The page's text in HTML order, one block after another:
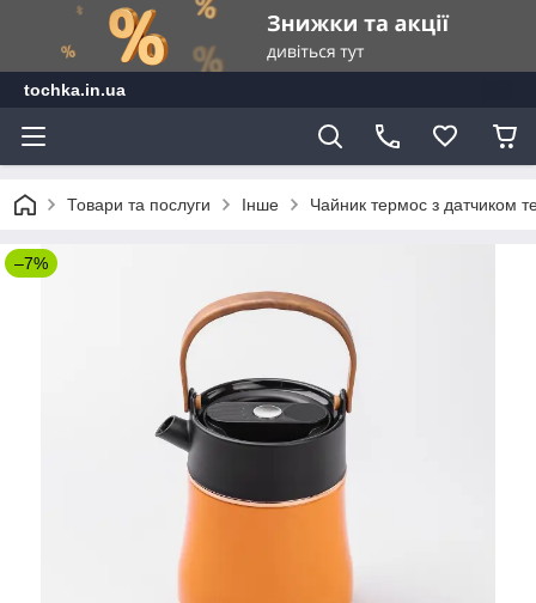
tochka.in.ua
Товари та послуги Інше Чайник термос з датчиком
–7%